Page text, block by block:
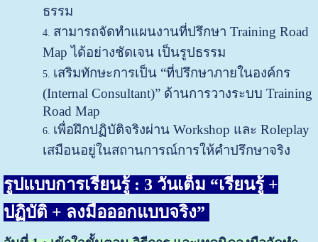
ธรรม
สามารถจัดทำแผนงานที่ปรึกษา Training Road
Map ได้อย่างชัดเจน เป็นรูปธรรม
เสริมทักษะการเป็น “ที่ปรึกษาภายในองค์กร
(Internal Consultant)” ด้านการวางระบบ Training
Road Map
เพื่อฝึกปฏิบัติจริงผ่าน Workshop และ Roleplay
เสมือนอยู่ในสถานการณ์การให้คำปรึกษาจริง
รูปแบบการเรียนรู้ : 3 วันเต็ม “เรียนรู้ +
ปฏิบัติ + ลงมือออกแบบจริง”